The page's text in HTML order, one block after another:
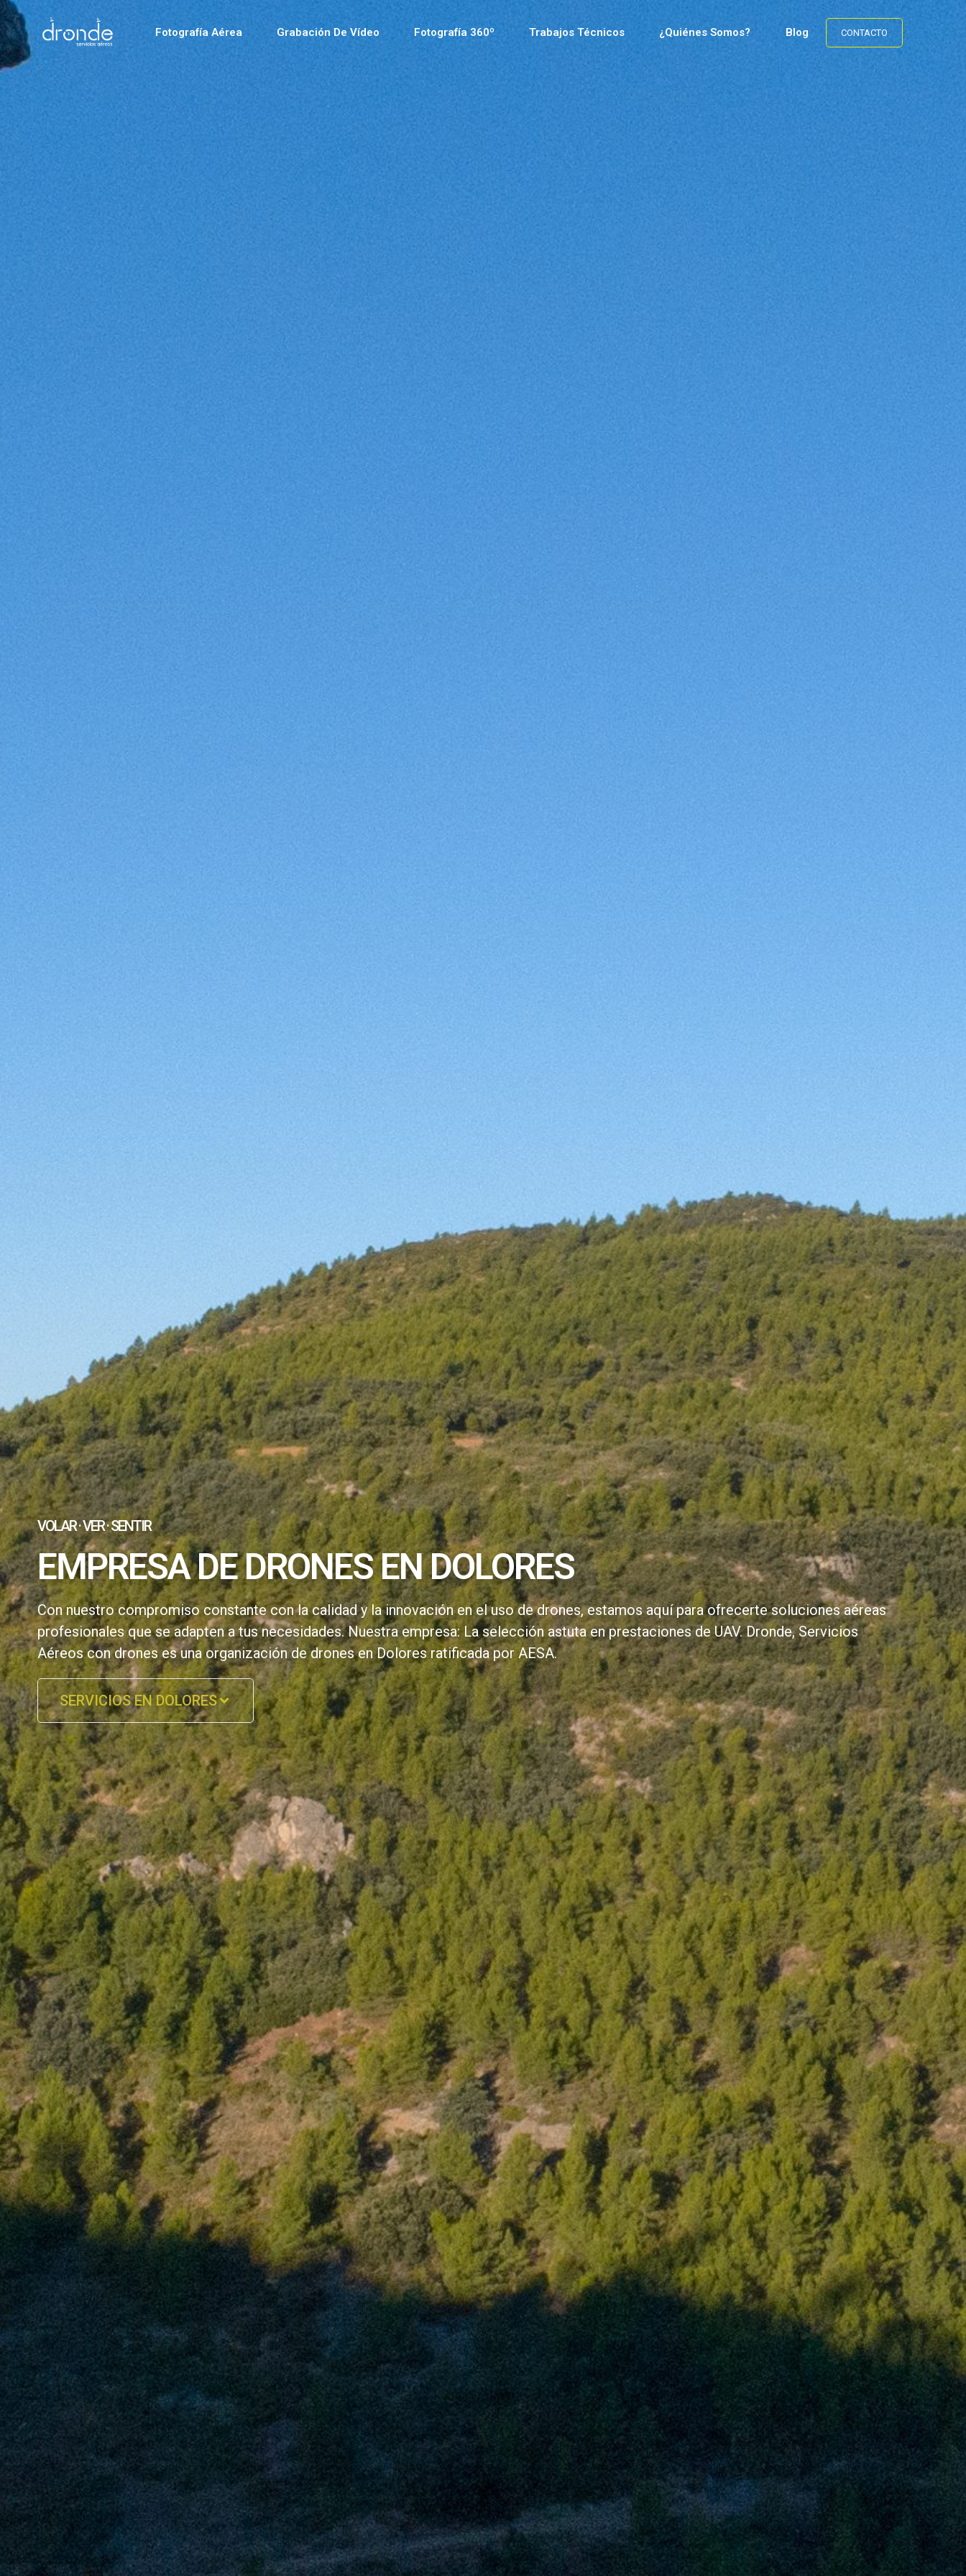
Fotografía Aérea Grabación De Vídeo Fotografía 360º Trabajos Técnicos ¿Quiénes Somos? Blog CONTACTO
VOLAR · VER · SENTIR
EMPRESA DE DRONES EN DOLORES
Con nuestro compromiso constante con la calidad y la innovación en el uso de drones, estamos aquí para ofrecerte soluciones aéreas
profesionales que se adapten a tus necesidades. Nuestra empresa: La selección astuta en prestaciones de UAV. Dronde, Servicios
Aéreos con drones es una organización de drones en Dolores ratificada por AESA.
SERVICIOS EN DOLORES